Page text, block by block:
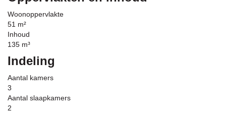
Woonoppervlakte
51 m²
Inhoud
135 m³
Indeling
Aantal kamers
3
Aantal slaapkamers
2